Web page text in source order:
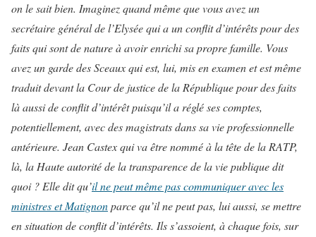
on le sait bien. Imaginez quand même que vous avez un
secrétaire général de l’Elysée qui a un conflit d’intérêts pour des
faits qui sont de nature à avoir enrichi sa propre famille. Vous
avez un garde des Sceaux qui est, lui, mis en examen et est même
traduit devant la Cour de justice de la République pour des faits
là aussi de conflit d’intérêt puisqu’il a réglé ses comptes,
potentiellement, avec des magistrats dans sa vie professionnelle
antérieure. Jean Castex qui va être nommé à la tête de la RATP,
là, la Haute autorité de la transparence de la vie publique dit
quoi ? Elle dit qu’il ne peut même pas communiquer avec les
ministres et Matignonparce qu’il ne peut pas, lui aussi, se mettre
en situation de conflit d’intérêts. Ils s’assoient, à chaque fois, sur